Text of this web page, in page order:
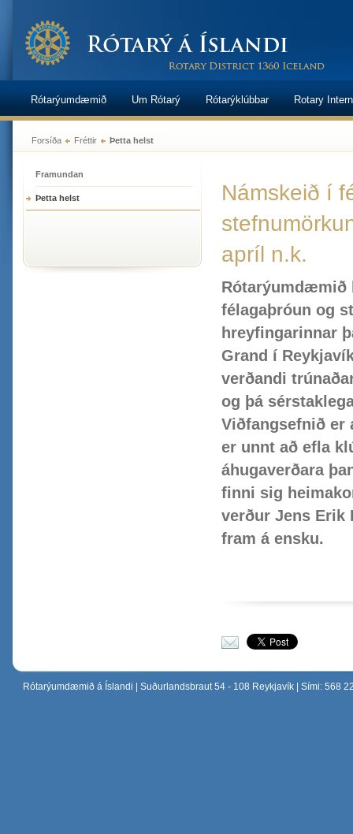
Námskeið í
apríl n.k.
Rótarýumdæmið
félagaþróun og
hreyfingarinnar
Grand í
verðandi
og þá
Viðfangsefnið er
er unnt að efla
áhugaverðara
finni sig
verður Jens Erik
fram á ensku.
Senda í tölvupósti
Forsíða Fréttir Þetta helst
Rótarýumdæmið Um Rótarý Rótarýklúbbar Rotary
Framundan
Þetta helst
Rótarýumdæmið á Íslandi | Suðurlandsbraut 54 - 108 Reykjavík | Sími: 568